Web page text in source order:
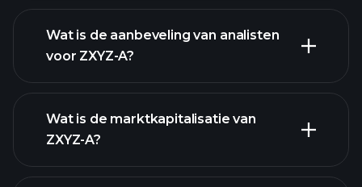
ZXYZ-A grafiek.
Wat is de aanbeveling van analisten
voor ZXYZ-A?
Wat is de marktkapitalisatie van
ZXYZ-A?